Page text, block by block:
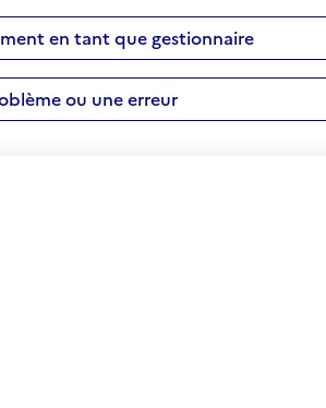
en tant que gestionnaire
ou une erreur